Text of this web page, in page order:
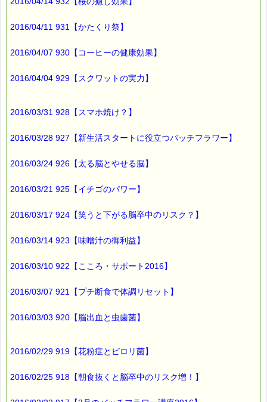
2016/04/11 931【かたくり祭】
2016/04/07 930【コーヒーの健康効果】
2016/04/04 929【スクワットの実力】
2016/03/31 928【スマホ焼け？】
2016/03/28 927【新生活スタートに役立つバッチフラワー】
2016/03/24 926【太る脳とやせる脳】
2016/03/21 925【イチゴのパワー】
2016/03/17 924【笑うと下がる脳卒中のリスク？】
2016/03/14 923【味噌汁の御利益】
2016/03/10 922【こころ・サポート2016】
2016/03/07 921【プチ断食で体調リセット】
2016/03/03 920【脳出血と虫歯菌】
2016/02/29 919【花粉症とピロリ菌】
2016/02/25 918【朝食抜くと脳卒中のリスク増！】